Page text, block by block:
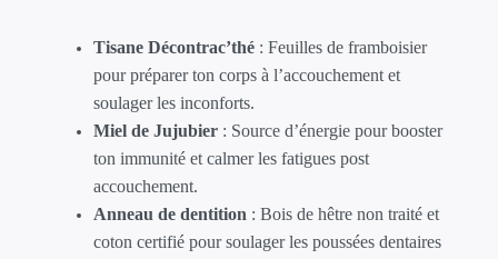
Tisane Décontrac’thé : Feuilles de framboisier
pour préparer ton corps à l’accouchement et
soulager les inconforts.
Miel de Jujubier : Source d’énergie pour booster
ton immunité et calmer les fatigues post
accouchement.
Anneau de dentition : Bois de hêtre non traité et
coton certifié pour soulager les poussées dentaires